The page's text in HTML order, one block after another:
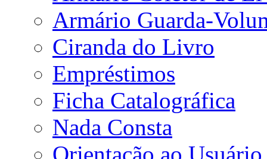
Armário Guarda-
Ciranda do Livro
Empréstimos
Ficha Catalográfica
Nada Consta